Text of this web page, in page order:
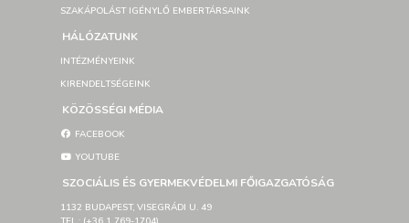
SZAKÁPOLÁST IGÉNYLŐ EMBERTÁRSAINK
HÁLÓZATUNK
INTÉZMÉNYEINK
KIRENDELTSÉGEINK
KÖZÖSSÉGI MÉDIA
FACEBOOK
YOUTUBE
SZOCIÁLIS ÉS GYERMEKVÉDELMI FŐIGAZGATÓSÁG
1132 BUDAPEST, VISEGRÁDI U. 49